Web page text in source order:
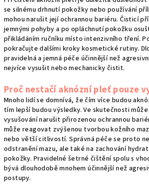
se silnému drhnutí pokožky nebo používání
mohou narušit její ochrannou bariéru. Čisticí
jemnými pohyby a po opláchnutí pokožku
přikládáním ručníku místo intenzivního tření.
pokračujte dalšími kroky kosmetické rutiny.
pravidelná a jemná péče účinnější než
nejvíce vysušit nebo mechanicky čistit.
Proč nestačí aknózní pleť pouze
Mnoho lidí se domnívá, že čím více budou
tím lepší budou výsledky. Ve skutečnosti
vysušování narušit přirozenou ochrannou
může reagovat zvýšenou tvorbou kožního
nebo větší citlivostí. Správná péče se proto
odstranění mazu, ale také na zachování
pokožky. Pravidelné šetrné čištění spolu s
bývá dlouhodobě mnohem účinnější než
postupy.